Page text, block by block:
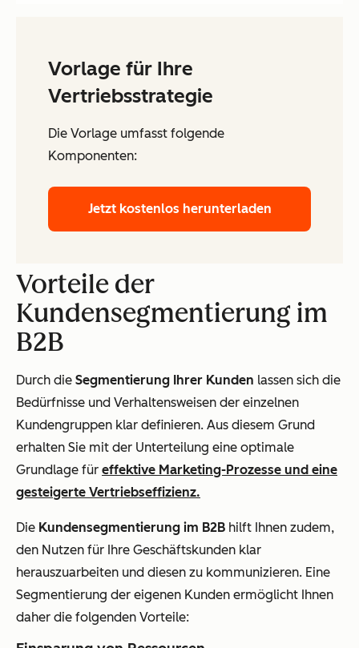
Vorlage für Ihre
Vertriebsstrategie
Die Vorlage umfasst folgende
Komponenten:
Jetzt kostenlos herunterladen
Vorteile der
Kundensegmentierung im
B2B
Durch die Segmentierung Ihrer Kunden lassen sich die
Bedürfnisse und Verhaltensweisen der einzelnen
Kundengruppen klar definieren. Aus diesem Grund
erhalten Sie mit der Unterteilung eine optimale
Grundlage für effektive Marketing-Prozesse und eine
gesteigerte Vertriebseffizienz.
Die Kundensegmentierung im B2B hilft Ihnen zudem,
den Nutzen für Ihre Geschäftskunden klar
herauszuarbeiten und diesen zu kommunizieren. Eine
Segmentierung der eigenen Kunden ermöglicht Ihnen
daher die folgenden Vorteile: